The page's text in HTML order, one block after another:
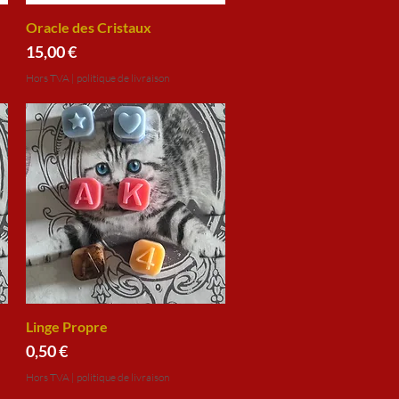
Aperçu rapide
Oracle des Cristaux
Prix
15,00 €
Hors TVA| politique de livraison
Aperçu rapide
Linge Propre
Prix
0,50 €
Hors TVA | politique de livraison